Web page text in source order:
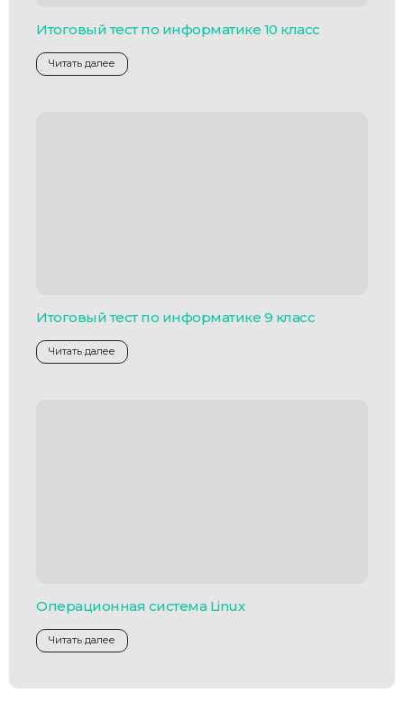
Итоговый тест по информатике 10 класс
Читать далее
Итоговый тест по информатике 9 класс
Читать далее
Операционная система Linux
Читать далее